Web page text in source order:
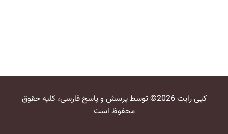
کپی رایت 2026© توسط پرسش و پاسخ فارسی، کلیه حقوق
محفوظ است